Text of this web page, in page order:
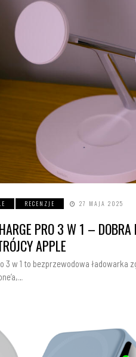
RECENZJE 27 MAJA 2025
PRO 3 W 1 – DOBRA
APPLE
3 w 1 to bezprzewodowa ładowarka